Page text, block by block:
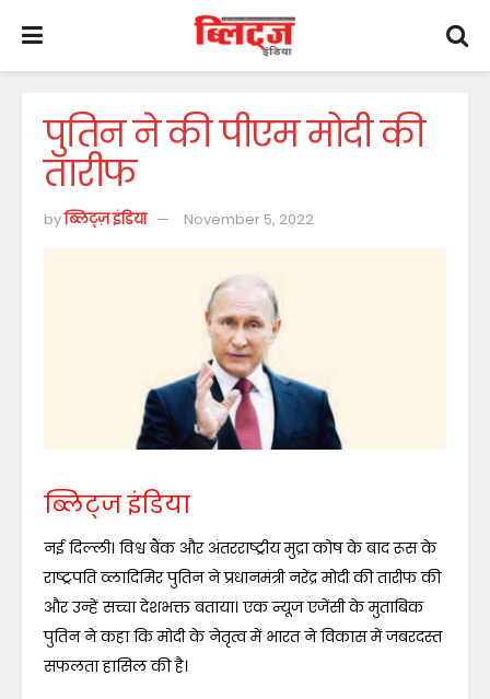
पुतिन ने की पीएम मोदी की
तारीफ
byब्लिट्ज़ इंडिया November 5, 2022
ब्लिट्ज इंडिया
नई दिल्ली। विश्व बैंक और अंतरराष्ट्रीय मुद्रा कोष के बाद रूस के
राष्ट्रपति व्लादिमिर पुतिन ने प्रधानमंत्री नरेंद्र मोदी की तारीफ की
और उन्हें सच्चा देशभक्त बताया। एक न्यूज एजेंसी के मुताबिक
पुतिन ने कहा कि मोदी के नेतृत्व में भारत ने विकास में जबरदस्त
सफलता हासिल की है।